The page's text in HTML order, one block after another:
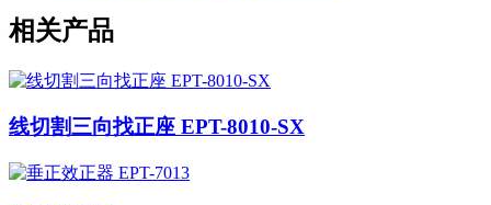
相关产品
线切割三向找正座 EPT-8010-SX